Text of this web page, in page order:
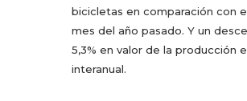
bicicletas en comparación con
mes del año pasado. Y un
5,3% en valor de la producción
interanual.